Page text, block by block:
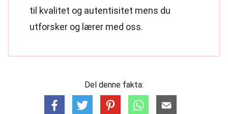
til kvalitet og autentisitet mens du
utforsker og lærer med oss.
Del denne fakta: